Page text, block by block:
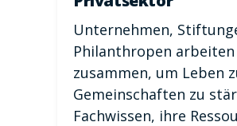
Unternehmen,
Philanthropen arbeiten
zusammen, um Leben
Gemeinschaften zu
Fachwissen, ihre